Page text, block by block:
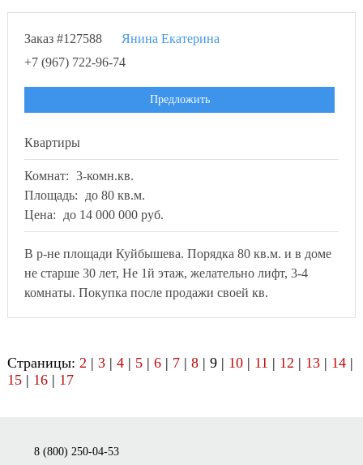
Заказ #127588
Янина Екатерина
+7 (967) 722-96-74
Предложить
Квартиры
Комнат: 3-комн.кв.
Площадь:
до 80 кв.м.
Цена:
до 14 000 000 руб.
В р-не площади Куйбышева. Порядка 80 кв.м. и в доме
не старше 30 лет, Не 1й этаж, желательно лифт, 3-4
комнаты. Покупка после продажи своей кв.
Страницы: 2 | 3| 4| 5| 6| 7| 8| 9 | 10| 11 | 12 | 13| 14|
15| 16| 17
8 (800) 250-04-53